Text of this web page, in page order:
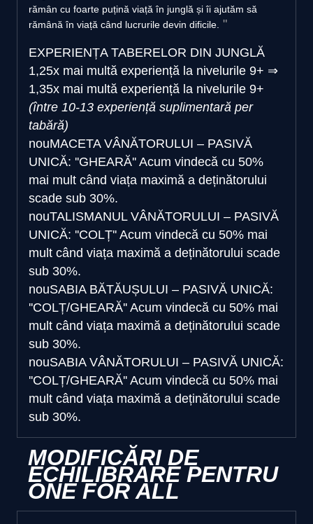
rămân cu foarte puțină viață în junglă și îi ajutăm să
rămână în viață când lucrurile devin dificile.
EXPERIENȚA TABERELOR DIN JUNGLĂ
1,25x mai multă experiență la nivelurile 9+ ⇒
1,35x mai multă experiență la nivelurile 9+
(între 10-13 experiență suplimentară per
tabără)
nouMACETA VÂNĂTORULUI – PASIVĂ
UNICĂ: ''GHEARĂ'' Acum vindecă cu 50%
mai mult când viața maximă a deținătorului
scade sub 30%.
nouTALISMANUL VÂNĂTORULUI – PASIVĂ
UNICĂ: ''COLȚ'' Acum vindecă cu 50% mai
mult când viața maximă a deținătorului scade
sub 30%.
nouSABIA BĂTĂUȘULUI – PASIVĂ UNICĂ:
''COLȚ/GHEARĂ'' Acum vindecă cu 50% mai
mult când viața maximă a deținătorului scade
sub 30%.
nouSABIA VÂNĂTORULUI – PASIVĂ UNICĂ:
''COLȚ/GHEARĂ'' Acum vindecă cu 50% mai
mult când viața maximă a deținătorului scade
sub 30%.
MODIFICĂRI DE
ECHILIBRARE PENTRU
ONE FOR ALL